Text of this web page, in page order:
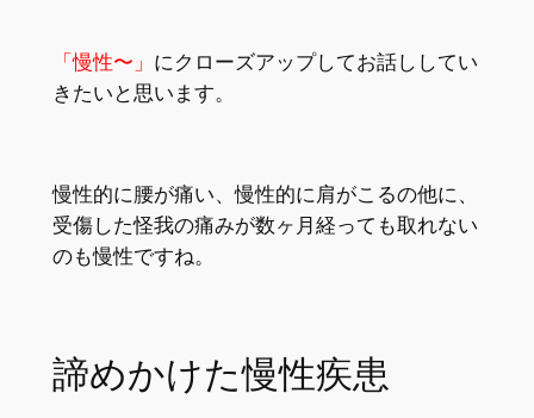
「慢性〜」 にクローズアップしてお話ししてい
きたいと思います。
慢性的に腰が痛い、慢性的に肩がこるの他に、
受傷した怪我の痛みが数ヶ月経っても取れない
のも慢性ですね。
諦めかけた慢性疾患